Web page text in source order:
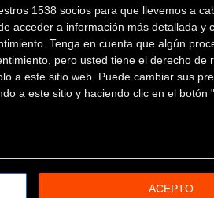
1538 socios para que llevemos a
acceder a información más detallada y
Tenga en cuenta que algún
pero usted tiene el derecho de
a este sitio web. Puede cambiar sus
a este sitio y haciendo clic en el botón
ACEPTO
para apostar por
de cuadro desarrolladas en